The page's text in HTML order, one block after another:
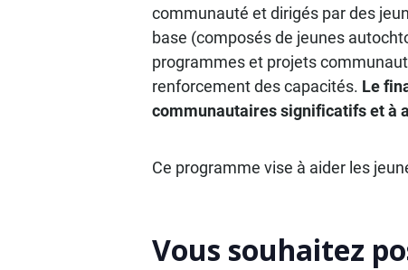
communauté et dirigés par des
base (composés de jeunes
programmes et projets
renforcement des capacités. Le
communautaires significatifs et à
Ce programme vise à aider les
Vous souhaitez